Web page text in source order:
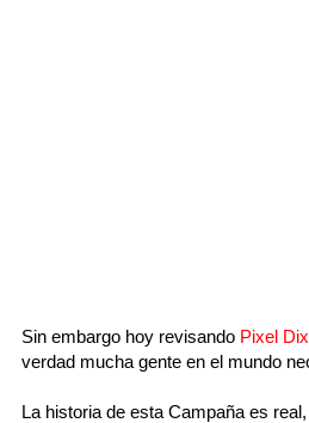
Sin embargo hoy revisando Pixel
verdad mucha gente en el mundo
La historia de esta Campaña es